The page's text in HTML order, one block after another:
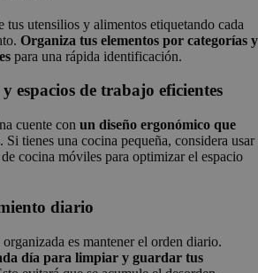
tus utensilios y alimentos etiquetando cada
Organiza tus elementos por categorías y
para una rápida identificación.
espacios de trabajo eficientes
cuente conun diseño ergonómico que
. Si tienes una cocina pequeña, considera usar
cocina móviles para optimizar el espacio
diario
es mantener el orden diario.
día para limpiar y guardar tus